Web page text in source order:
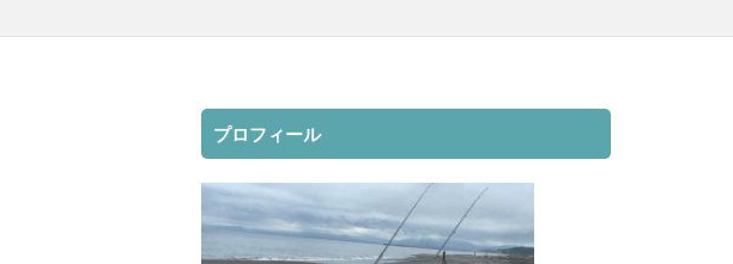
プロフィール
プレゼント
ベッキー
サッカー
ジュース